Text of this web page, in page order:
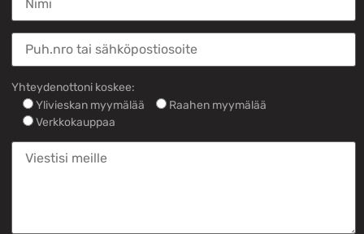
Yhteydenottoni koskee:
Ylivieskan myymälää
Raahen myymälää
Verkkokauppaa